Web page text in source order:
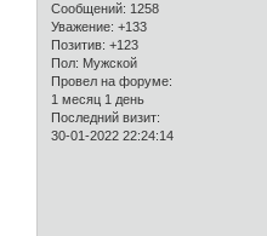
Сообщений: 1258
Уважение: +133
Позитив: +123
Пол: Мужской
Провел на форуме:
1 месяц 1 день
Последний визит:
30-01-2022 22:24:14